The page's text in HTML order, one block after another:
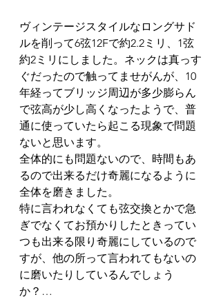
ヴィンテージスタイルなロングサド
ルを削って6弦12Fで約2.2ミリ、1弦
約2ミリにしました。ネックは真っす
ぐだったので触ってませがんが、10
年経ってブリッジ周辺が多少膨らん
で弦高が少し高くなったようで、普
通に使っていたら起こる現象で問題
ないと思います。
全体的にも問題ないので、時間もあ
るので出来るだけ奇麗になるように
全体を磨きました。
特に言われなくても弦交換とかで急
ぎでなくてお預かりしたときってい
つも出来る限り奇麗にしているので
すが、他の所って言われてもないの
に磨いたりしているんでしょう
か？…